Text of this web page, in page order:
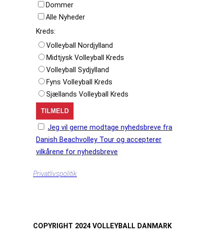
Dommer
Alle Nyheder
Kreds:
Volleyball Nordjylland
Midtjysk Volleyball Kreds
Volleyball Sydjylland
Fyns Volleyball Kreds
Sjællands Volleyball Kreds
Jeg vil gerne modtage nyhedsbreve fra
Danish Beachvolley Tour og accepterer
vilkårene for nyhedsbreve
Privatlivspolitik
COPYRIGHT 2024 VOLLEYBALL DANMARK